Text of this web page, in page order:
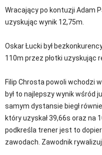
Wracający po kontuzji Adam
uzyskując wynik 12,75m.
Oskar Łucki był
110m przez płotki uzyskując
Filip Chrosta powoli wchodzi
był to najlepszy wynik wśród
samym dystansie biegł
który uzyskał 39,66s oraz na
podkreśla trener jest to
zawodach. Zawodnik